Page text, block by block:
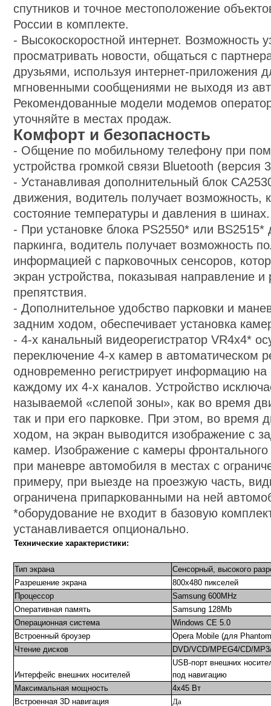
спутников и точное местоположение
России в комплекте.
- Высокоскоростной интернет. Возможность
просматривать новости, общаться с
друзьями, используя интернет-приложения
мгновенными сообщениями не выходя из
Рекомендованные модели модемов
уточняйте в местах продаж.
Комфорт и безопасность
- Общение по мобильному телефону при
устройства громкой связи Bluetooth (версия
- Устанавливая дополнительный блок
движения, водитель получает возможность,
состояние температуры и давления в шинах.
- При установке блока PS2550* или BS2515*
паркинга, водитель получает возможность
информацией с парковочных сенсоров,
экран устройства, показывая направление и
препятствия.
- Дополнительное удобство парковки и
задним ходом, обеспечивает установка
- 4-x канальный видеорегистратор VR4x4*
переключение 4-х камер в автоматическом
одновременно регистрирует информацию на
каждому их 4-х каналов. Устройство
называемой «слепой зоны», как во время
так и при его парковке. При этом, во время
ходом, на экран выводится изображение с
камер. Изображение с камеры
при маневре автомобиля в местах с
примеру, при выезде на проезжую часть,
ограничена припаркованными на ней
*оборудование не входит в базовую
устанавливается опционально.
Технические характеристики:
Тип экрана
Сенсорный, высокого
Разрешение экрана
800х480 пикселей
Процессор
Samsung 600MHz
Оперативная память
Samsung 128Mb
Операционная система
Windows CE 5.0
Встроенный броузер
Opera Mobile (для
Чтение дисков
DVD/VCD/MPEG4/CD/
Интерфейс внешних носителей
USB-порт внешних
под навигацию
Максимальная мощность
4х45 Вт
Встроенная 3D навигация
Да